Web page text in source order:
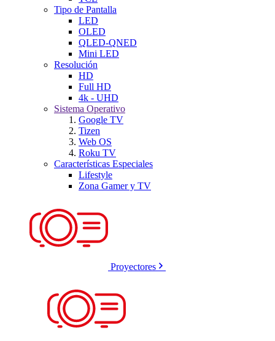
Tipo de Pantalla
LED
OLED
QLED-QNED
Mini LED
Resolución
HD
Full HD
4k - UHD
Sistema Operativo
Google TV
Tizen
Web OS
Roku TV
Características Especiales
Lifestyle
Zona Gamer y TV
Proyectores